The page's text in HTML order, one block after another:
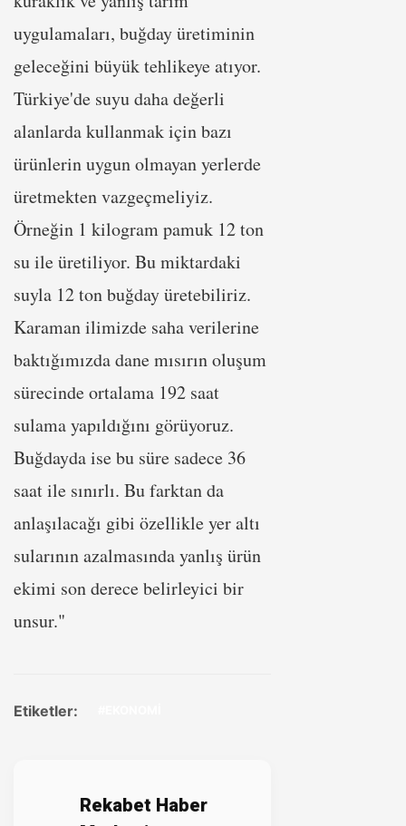
uygulamaları, buğday üretiminin
geleceğini büyük tehlikeye atıyor.
Türkiye'de suyu daha değerli
alanlarda kullanmak için bazı
ürünlerin uygun olmayan yerlerde
üretmekten vazgeçmeliyiz.
Örneğin 1 kilogram pamuk 12 ton
su ile üretiliyor. Bu miktardaki
suyla 12 ton buğday üretebiliriz.
Karaman ilimizde saha verilerine
baktığımızda dane mısırın oluşum
sürecinde ortalama 192 saat
sulama yapıldığını görüyoruz.
Buğdayda ise bu süre sadece 36
saat ile sınırlı. Bu farktan da
anlaşılacağı gibi özellikle yer altı
sularının azalmasında yanlış ürün
ekimi son derece belirleyici bir
unsur."
Etiketler:
Rekabet Haber